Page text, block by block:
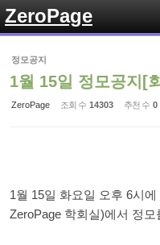
ZeroPage
정모공지
1월 15일 정모공지[
ZeroPage 조회 수 14303 추천 수 0
1월 15일 화요일 오후 6시
ZeroPage 학회실)에서 정모